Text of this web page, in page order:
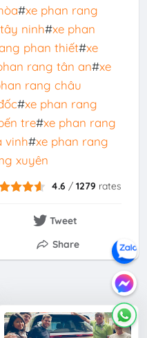
#xe phan rang
ninh#xe phan
phan thiết#xe
rang tân an#xe
rang châu
#xe phan rang
tre#xe phan rang
vinh#xe phan rang
xuyên
4.6 /1279 rates
Tweet
Share